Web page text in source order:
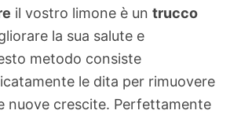
il vostro limone è un trucco
la sua salute e
metodo consiste
le dita per rimuovere
nuove crescite. Perfettamente